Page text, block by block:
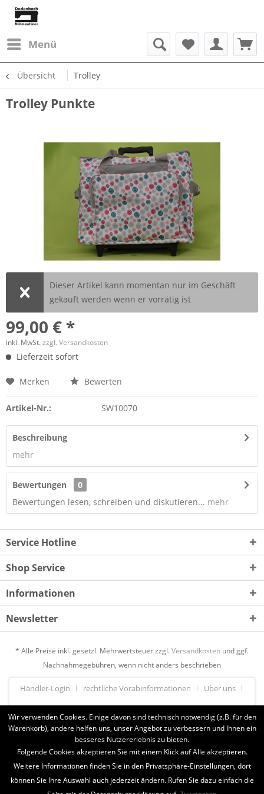
Menü
Übersicht Trolley
Trolley Punkte
Dieser Artikel kann momentan nur im Geschäft
gekauft werden wenn er vorrätig ist
99,00 € *
inkl. MwSt.zzgl. Versandkosten
Lieferzeit sofort
Merken Bewerten
Artikel-Nr.: SW10070
Beschreibung
mehr
Bewertungen
0
Bewertungen lesen, schreiben und diskutieren... mehr
Service Hotline
Shop Service
Informationen
Newsletter
* Alle Preise inkl. gesetzl. Mehrwertsteuer zzgl.Versandkosten und ggf.
Nachnahmegebühren, wenn nicht anders beschrieben
Händler-Login rechtliche Vorabinformationen
Über uns
Hilfe / Support
Kontakt
Versand und Zahlungsbedingungen
Widerrufsrecht
Datenschutz AGB
Impressum
Cookie-Einstellungen
Wir verwenden Cookies. Einige davon sind technisch notwendig (z.B. für den
Warenkorb), andere helfen uns, unser Angebot zu verbessern und Ihnen ein
besseres Nutzererlebnis zu bieten.
Folgende Cookies akzeptieren Sie mit einem Klick auf Alle akzeptieren.
Weitere Informationen finden Sie in den Privatsphäre-Einstellungen, dort
können Sie Ihre Auswahl auch jederzeit ändern. Rufen Sie dazu einfach die